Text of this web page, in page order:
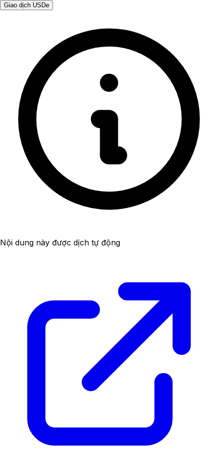
Giao dịch USDe
Nội dung này được dịch tự động